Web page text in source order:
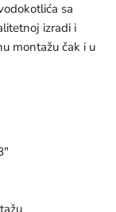
sa
izradi i
montažu čak i u